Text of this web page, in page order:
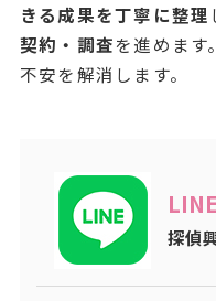
きる成果を丁寧に整理
契約・調査を進めます
不安を解消します。
探偵